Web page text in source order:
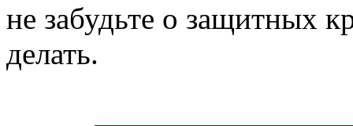
не забудьте о защитных
делать.